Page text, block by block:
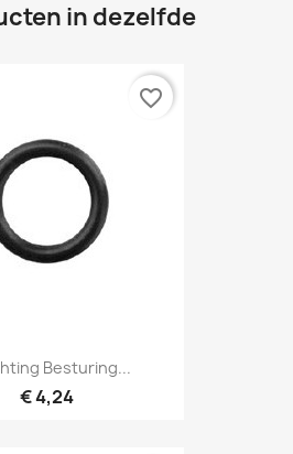
in dezelfde
Besturing...
€ 4,24
favorite_border